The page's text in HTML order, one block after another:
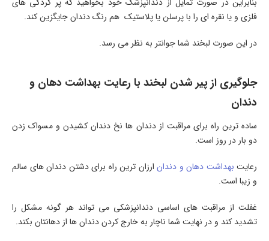
فلزی و یا نقره ای را با پرسلن یا پلاستیک هم رنگ دندان جایگزین کند.
در این صورت لبخند شما جوانتر به نظر می رسد.
جلوگیری از پیر شدن لبخند با رعایت بهداشت دهان و
دندان
ساده ترین راه برای مراقبت از دندان ها نخ دندان کشیدن و مسواک زدن
دو بار در روز است.
رعایت بهداشت دهان و دندان ارزان ترین راه برای دشتن دندان های سالم
و زیبا است.
غفلت از مراقبت های اساسی دندانپزشکی می تواند هر گونه مشکل را
تشدید کند و در نهایت شما ناچار به خارج کردن دندان ها از دهانتان بکند.